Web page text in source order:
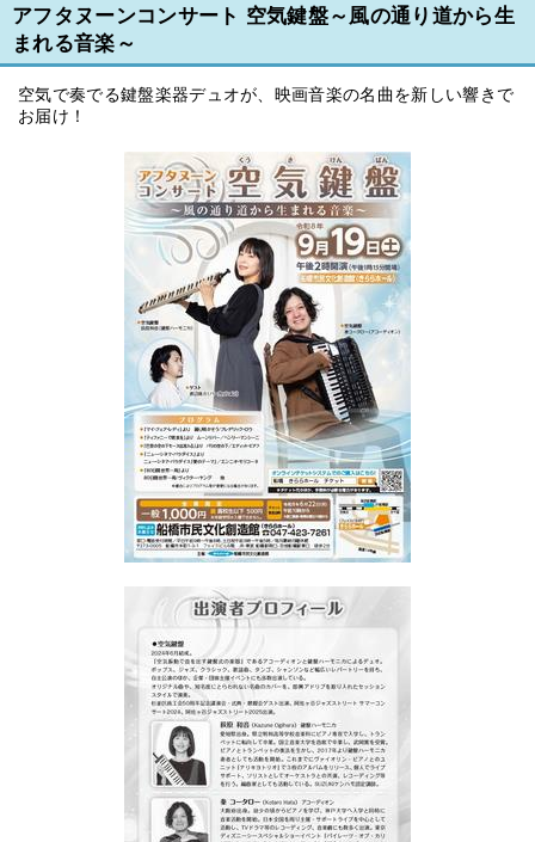
アフタヌーンコンサート 空気鍵盤～風の通り道から生
まれる音楽～
空気で奏でる鍵盤楽器デュオが、映画音楽の名曲を新しい響きで
お届け！